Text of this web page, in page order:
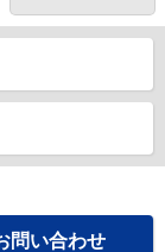
問い合わせ